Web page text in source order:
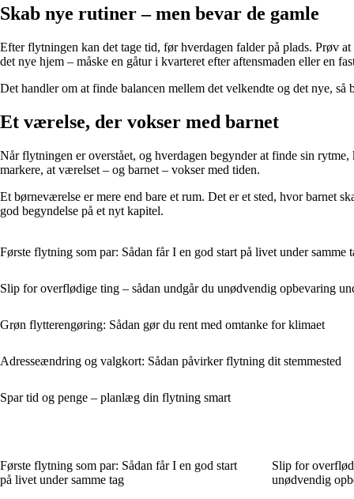
Skab nye rutiner – men bevar de gamle
Efter flytningen kan det tage tid, før hverdagen falder på plads. Prøv
det nye hjem – måske en gåtur i kvarteret efter aftensmaden eller en
Det handler om at finde balancen mellem det velkendte og det nye,
Et værelse, der vokser med barnet
Når flytningen er overstået, og hverdagen begynder at finde sin
markere, at værelset – og barnet – vokser med tiden.
Et børneværelse er mere end bare et rum. Det er et sted, hvor barnet
god begyndelse på et nyt kapitel.
Første flytning som par: Sådan får I en god start på livet under samme
Slip for overflødige ting – sådan undgår du unødvendig opbevaring
Grøn flytterengøring: Sådan gør du rent med omtanke for klimaet
Adresseændring og valgkort: Sådan påvirker flytning dit stemmested
Spar tid og penge – planlæg din flytning smart
Første flytning som par: Sådan får I en god start
på livet under samme tag
Slip for
unødvendig